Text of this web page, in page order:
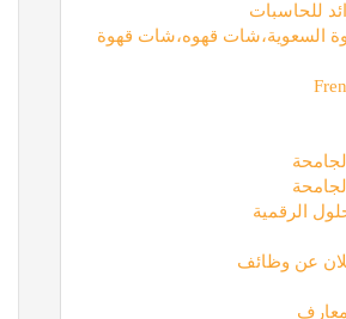
للحاسبات
السعوية،شات قهوه،شات قهوة
الرقمية
عن وظائف